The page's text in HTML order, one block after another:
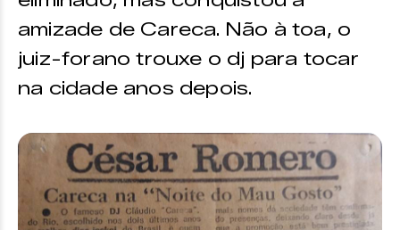
amizade de Careca. Não à toa, o
juiz-forano trouxe o dj para tocar
na cidade anos depois.